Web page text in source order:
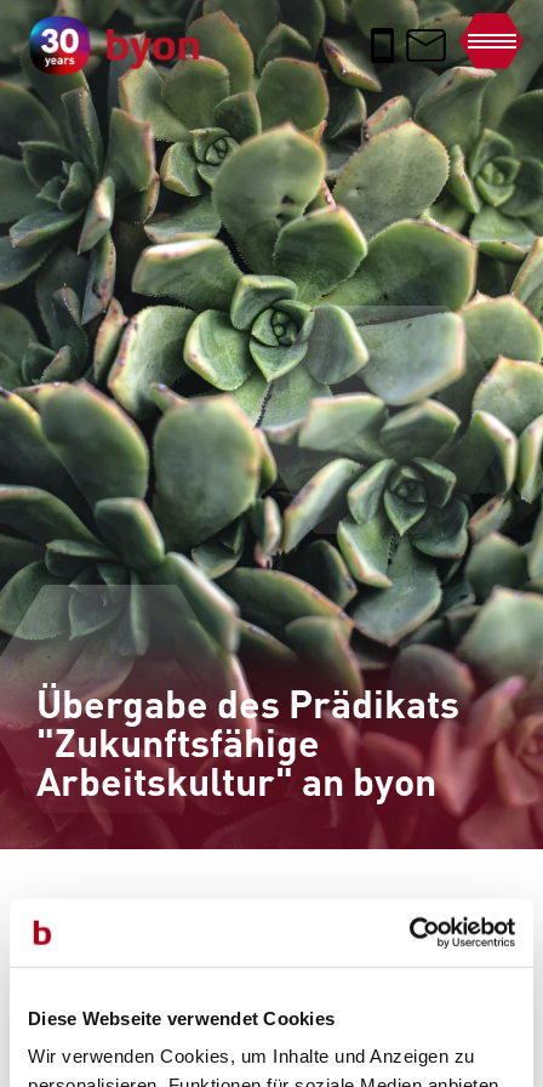
Diese Webseite verwendet Cookies
Wir verwenden Cookies, um Inhalte und Anzeigen zu
Übergabe des Prädikats
"Zukunftsfähige
Arbeitskultur" an byon
23.07.2021
"Zukunftsfähige Arbeitskultur"